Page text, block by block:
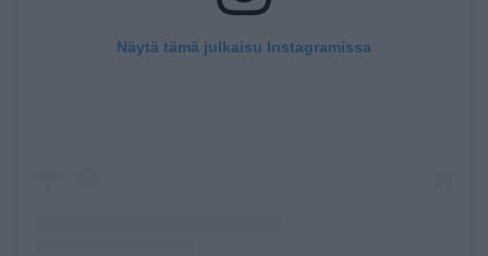
Näytä tämä julkaisu Instagramissa